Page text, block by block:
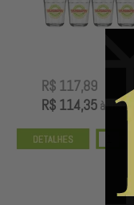
R$ 117,89
R$ 114,35à vista